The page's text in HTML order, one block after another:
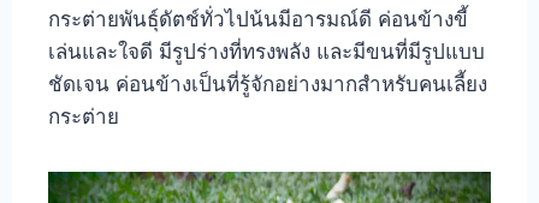
กระต่ายพันธุ์ดัตช์ทั่วไปน้นมีอารมณ์ดี ค่อนข้างขี้
เล่นและใจดี มีรูปร่างที่ทรงพลัง และมีขนที่มีรูปแบบ
ชัดเจน ค่อนข้างเป็นที่รู้จักอย่างมากสำหรับคนเลี้ยง
กระต่าย